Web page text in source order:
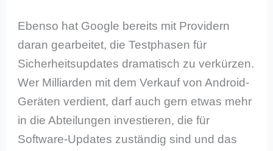
Ebenso hat Google bereits mit Providern
daran gearbeitet, die Testphasen für
Sicherheitsupdates dramatisch zu verkürzen.
Wer Milliarden mit dem Verkauf von Android-
Geräten verdient, darf auch gern etwas mehr
in die Abteilungen investieren, die für
Software-Updates zuständig sind und das